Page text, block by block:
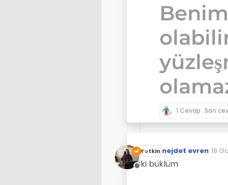
1 Cevap Son
Çevrimdışı
Yetkin nejdet evren 18
Son
iki büklüm